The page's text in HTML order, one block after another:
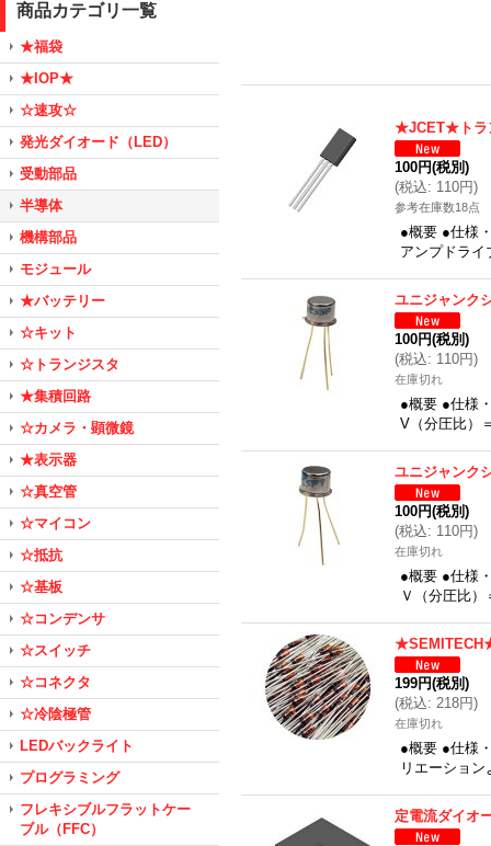
商品カテゴリ一覧
★福袋
★IOP★
☆速攻☆
発光ダイオード（LED）
受動部品
半導体
機構部品
モジュール
★バッテリー
☆キット
☆トランジスタ
★集積回路
☆カメラ・顕微鏡
★表示器
☆真空管
☆マイコン
☆抵抗
☆基板
☆コンデンサ
☆スイッチ
☆コネクタ
☆冷陰極管
LEDバックライト
プログラミング
フレキシブルフラットケー
ブル（FFC）
★JCET★トラ
100円(税別)
(税込: 110円)
参考在庫数18点
●概要 ●仕様
アンプドラ
ユニジャンク
100円(税別)
(税込: 110円)
在庫切れ
●概要 ●仕様
V（分圧比）
ユニジャンク
100円(税別)
(税込: 110円)
在庫切れ
●概要 ●仕様
Ｖ（分圧比
199円(税別)
(税込: 218円)
在庫切れ
●概要 ●仕様
リエーショ
定電流ダイオ